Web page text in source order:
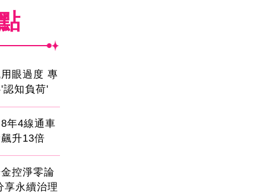
眼過度 專
認知負荷'
年4線通車
升13倍
控淨零論
享永續治理